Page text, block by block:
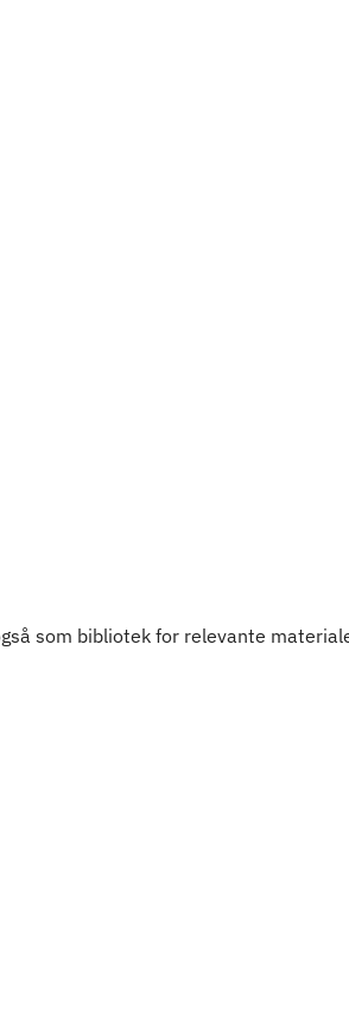
som bibliotek for relevante